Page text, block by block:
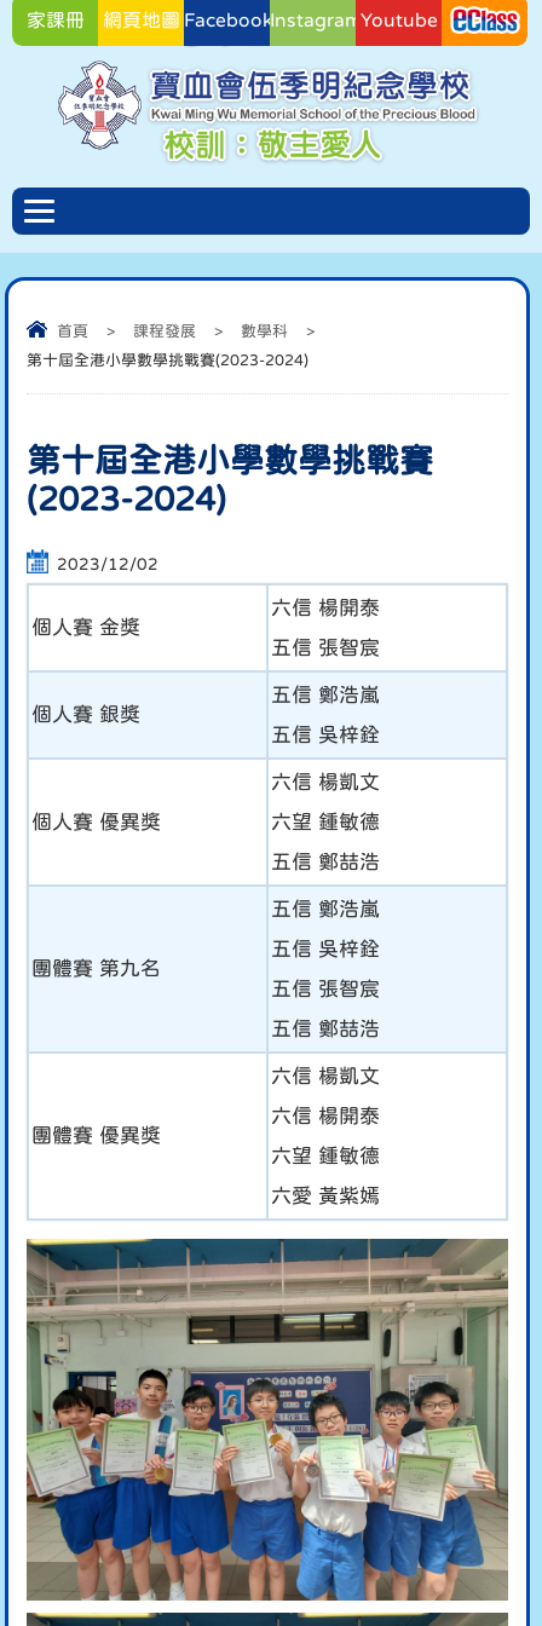
家課冊 網頁地圖 FacebookInstagramYoutube
首頁 > 課程發展 > 數學科
>
第十屆全港小學數學挑戰賽(2023-2024)
第十屆全港小學數學挑戰賽
(2023-2024)
2023/12/02
個人賽 金獎
六信 楊開泰
五信 張智宸
個人賽 銀獎
五信 鄭浩嵐
五信 吳梓銓
個人賽 優異獎
六信 楊凱文
六望 鍾敏德
五信 鄭喆浩
團體賽 第九名
五信 鄭浩嵐
五信 吳梓銓
五信 張智宸
五信 鄭喆浩
團體賽 優異獎
六信 楊凱文
六信 楊開泰
六望 鍾敏德
六愛 黃紫嫣